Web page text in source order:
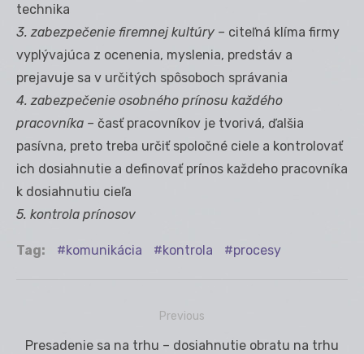
technika
3. zabezpečenie firemnej kultúry – citeľná klíma firmy
vyplývajúca z ocenenia, myslenia, predstáv a
prejavuje sa v určitých spôsoboch správania
4. zabezpečenie osobného prínosu každého
pracovníka – časť pracovníkov je tvorivá, ďalšia
pasívna, preto treba určiť spoločné ciele a kontrolovať
ich dosiahnutie a definovať prínos každeho pracovníka
k dosiahnutiu cieľa
5. kontrola prínosov
Tag: komunikácia kontrola procesy
Previous
Previous
Presadenie sa na trhu – dosiahnutie obratu na trhu